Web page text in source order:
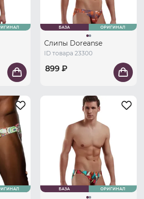
БАЗА ОРИГИНАЛ
Слипы Doreanse
ID товара 23300
899 ₽
БАЗА ОРИГИНАЛ